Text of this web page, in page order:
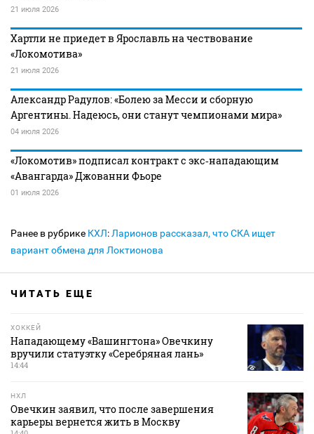
21 июля 2026
Хартли не приедет в Ярославль на чествование
«Локомотива»
21 июля 2026
Александр Радулов: «Болею за Месси и сборную
Аргентины. Надеюсь, они станут чемпионами мира»
04 июля 2026
«Локомотив» подписал контракт с экс‑нападающим
«Авангарда» Джованни Фьоре
01 июля 2026
Ранее в рубрике КХЛ: Ларионов рассказал, что СКА ищет
вариант обмена для Локтионова
ЧИТАТЬ ЕЩЕ
ХОККЕЙ
Нападающему «Вашингтона» Овечкину
вручили статуэтку «Серебряная лань»
14:44
НХЛ
Овечкин заявил, что после завершения
карьеры вернется жить в Москву